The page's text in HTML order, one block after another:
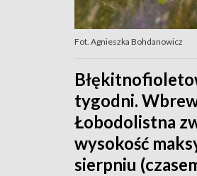
Fot. Agnieszka Bohdanowicz
tygodni.
Łobodolistna
wysokość
sierpniu